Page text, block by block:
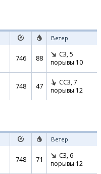
Ветер
746 88 СЗ, 5
порывы 10
748 47 ССЗ, 7
порывы 12
Ветер
748 71 СЗ, 6
порывы 12